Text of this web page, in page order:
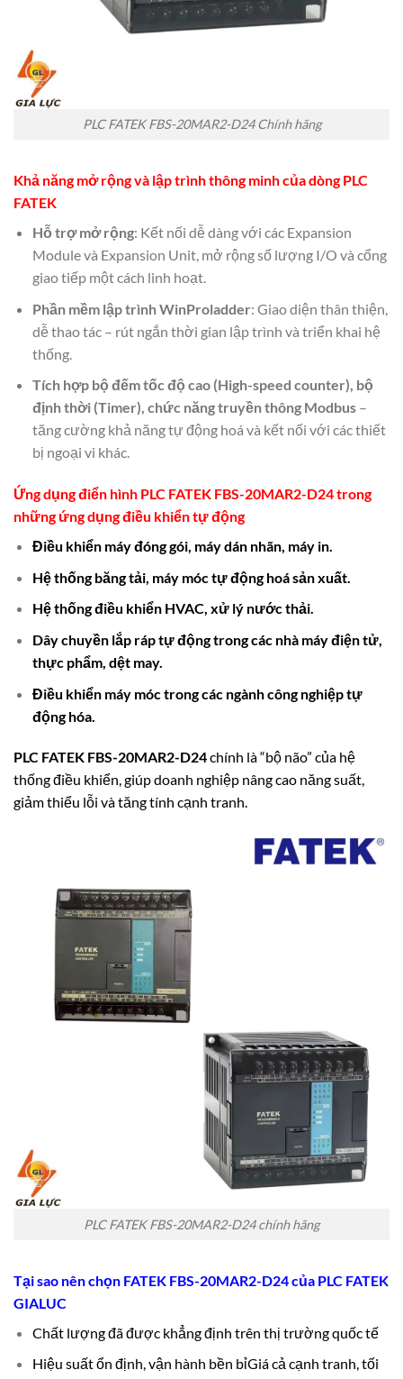
PLC FATEK FBS-20MAR2-D24 Chính hãng
Khả năng mở rộng và lập trình thông minh của dòng PLC
FATEK
Hỗ trợ mở rộng: Kết nối dễ dàng với các Expansion
Module và Expansion Unit, mở rộng số lượng I/O và cổng
giao tiếp một cách linh hoạt.
Phần mềm lập trình WinProladder: Giao diện thân thiện,
dễ thao tác – rút ngắn thời gian lập trình và triển khai hệ
thống.
Tích hợp bộ đếm tốc độ cao (High-speed counter), bộ
định thời (Timer), chức năng truyền thông Modbus–
tăng cường khả năng tự động hoá và kết nối với các thiết
bị ngoại vi khác.
Ứng dụng điển hình PLC FATEK FBS-20MAR2-D24trong
những ứng dụngđiều khiển tự động
Điều khiển máy đóng gói, máy dán nhãn, máy in.
Hệ thống băng tải, máy móc tự động hoá sản xuất.
Hệ thống điều khiển HVAC, xử lý nước thải.
Dây chuyền lắp ráp tự động trong các nhà máy điện tử,
thực phẩm, dệt may.
Điều khiển máy móc trong các ngành công nghiệp tự
động hóa.
PLC FATEK FBS-20MAR2-D24chính là “bộ não” của hệ
thống điều khiển, giúp doanh nghiệp nâng cao năng suất,
giảm thiểu lỗi và tăng tính cạnh tranh.
PLC FATEK FBS-20MAR2-D24 chính hãng
Tại sao nên chọn FATEK FBS-20MAR2-D24 của PLC FATEK
GIALUC
Chất lượng đã được khẳng định trên thị trường quốc tế
Hiệu suất ổn định, vận hành bền bỉGiá cả cạnh tranh, tối